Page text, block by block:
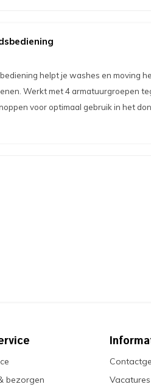
helpt je washes en moving
Werkt met 4 armatuurgroepen
voor optimaal gebruik in het
bezorgen
Vacatures